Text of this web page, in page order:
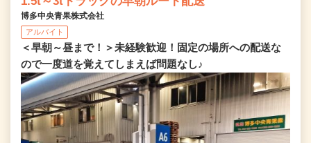
博多中央青果株式会社
アルバイト
＜早朝～昼まで！＞未経験歓迎！固定の場所への配送な
ので一度道を覚えてしまえば問題なし♪